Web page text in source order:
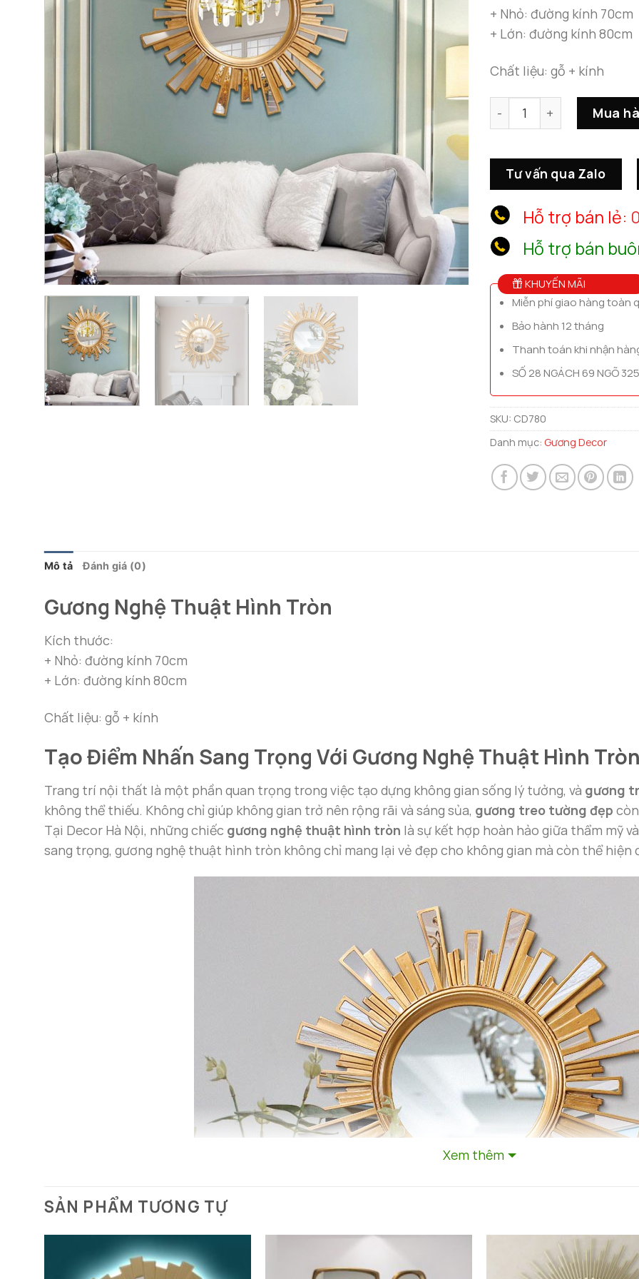
+ Nhỏ: đường kính 70cm
+ Lớn: đường kính 80cm
Chất liệu: gỗ + kính
Gương Nghệ Thuật Hình
Mua
Tư vấn qua Zalo
Hỗ trợ bán lẻ:
Hỗ trợ bán
KHUYẾN MÃI
Miễn phí giao hàng toàn
Bảo hành 12 tháng
Thanh toán khi nhận
SỐ 28 NGÁCH 69 NGÕ
SKU: CD780
Danh mục: Gương Decor
Mô tả Đánh giá (0)
Gương Nghệ Thuật Hình Tròn
Kích thước:
+ Nhỏ: đường kính 70cm
+ Lớn: đường kính 80cm
Chất liệu: gỗ + kính
Tạo Điểm Nhấn Sang Trọng Với Gương Nghệ Thuật Hình
Trang trí nội thất là một phần quan trọng trong việc tạo dựng không gian sống lý tưởng, và gương
không thể thiếu. Không chỉ giúp không gian trở nên rộng rãi và sáng sủa, gương treo tường đẹp
Tại Decor Hà Nội, những chiếc gương nghệ thuật hình tròn là sự kết hợp hoàn hảo giữa thẩm mỹ
sang trọng, gương nghệ thuật hình tròn không chỉ mang lại vẻ đẹp cho không gian mà còn thể hiện
Xem thêm
SẢN PHẨM TƯƠNG TỰ